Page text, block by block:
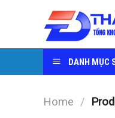
DANH MỤC
Home /